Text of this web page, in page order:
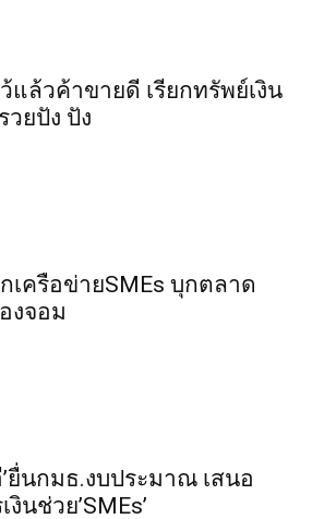
แล้ว​ค้าขาย​ดี​ เรียก​ทรัพย์เงิน
วยปัง​ ปัง​
เครือข่ายSMEs บุกตลาด
งจอม
’ยื่นกมธ.งบประมาณ เสนอ
นช่วย’SMEs’